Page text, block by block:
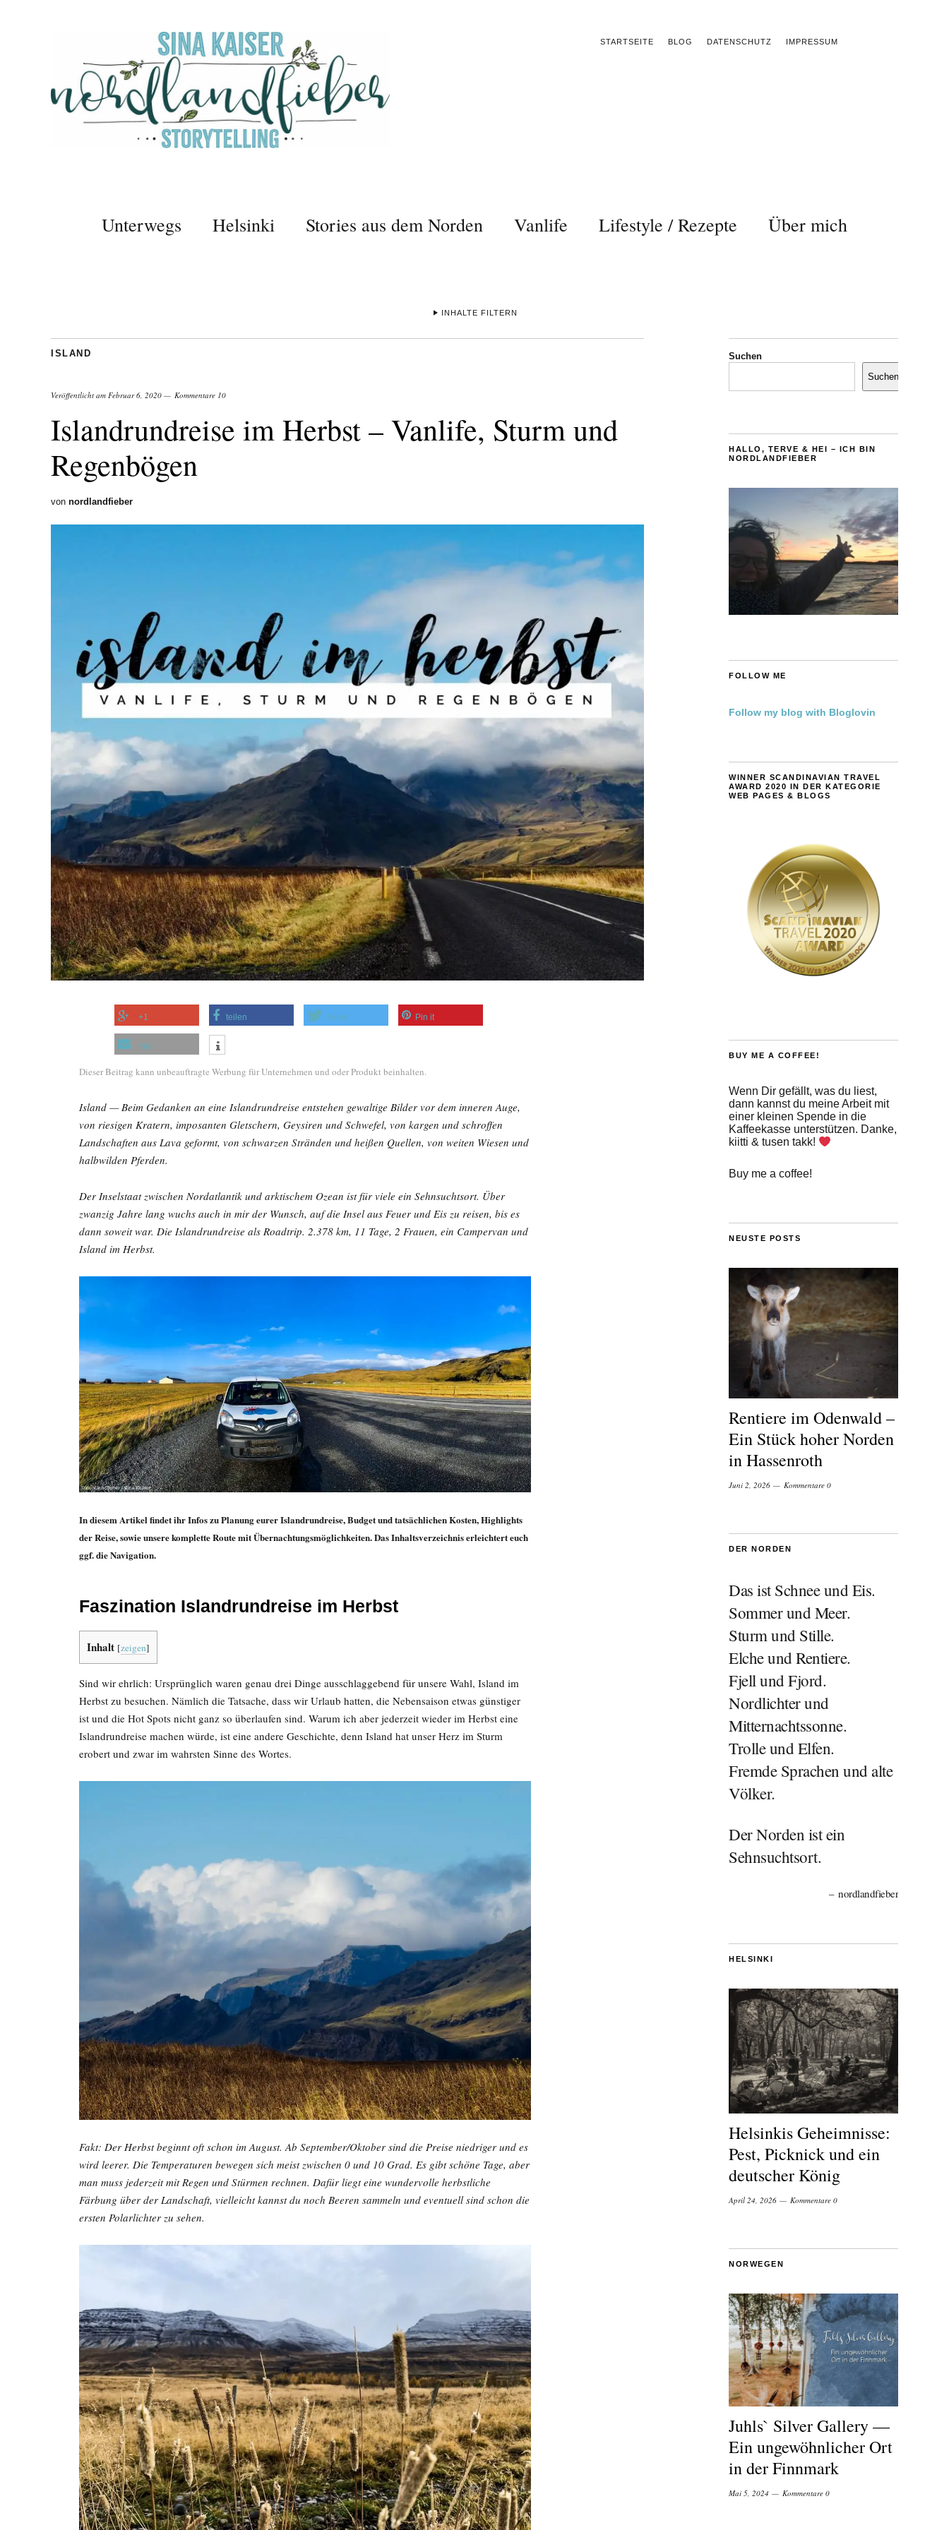
STARTSEITE BLOG DATENSCHUTZ IMPRESSUM
Unterwegs Helsinki Stories aus dem Norden Vanlife Lifestyle / Rezepte Über mich
INHALTE FILTERN
ISLAND
Veröffentlicht am Februar 6, 2020 Kommentare 10
Islandrundreise im Herbst – Vanlife, Sturm und
Regenbögen
von nordlandfieber
+1 teilen tweet Pin it
mail
Dieser Beitrag kann unbeauftragte Werbung für Unternehmen und oder Produkt beinhalten.
Island — Beim Gedanken an eine Islandrundreise entstehen gewaltige Bilder vor dem inneren Auge,
von riesigen Kratern, imposanten Gletschern, Geysiren und Schwefel, von kargen und schroffen
Landschaften aus Lava geformt, von schwarzen Stränden und heißen Quellen, von weiten Wiesen und
halbwilden Pferden.
Der Inselstaat zwischen Nordatlantik und arktischem Ozean ist für viele ein Sehnsuchtsort. Über
zwanzig Jahre lang wuchs auch in mir der Wunsch, auf die Insel aus Feuer und Eis zu reisen, bis es
dann soweit war. Die Islandrundreise als Roadtrip. 2.378 km, 11 Tage, 2 Frauen, ein Campervan und
Island im Herbst.
In diesem Artikel findet ihr Infos zu Planung eurer Islandrundreise, Budget und tatsächlichen Kosten, Highlights
der Reise, sowie unsere komplette Route mit Übernachtungsmöglichkeiten. Das Inhaltsverzeichnis erleichtert euch
ggf. die Navigation.
Faszination Islandrundreise im Herbst
Inhalt [zeigen]
Sind wir ehrlich: Ursprünglich waren genau drei Dinge ausschlaggebend für unsere Wahl, Island im
Herbst zu besuchen. Nämlich die Tatsache, dass wir Urlaub hatten, die Nebensaison etwas günstiger
ist und die Hot Spots nicht ganz so überlaufen sind. Warum ich aber jederzeit wieder im Herbst eine
Islandrundreise machen würde, ist eine andere Geschichte, denn Island hat unser Herz im Sturm
erobert und zwar im wahrsten Sinne des Wortes.
Fakt: Der Herbst beginnt oft schon im August. Ab September/Oktober sind die Preise niedriger und es
wird leerer. Die Temperaturen bewegen sich meist zwischen 0 und 10 Grad. Es gibt schöne Tage, aber
man muss jederzeit mit Regen und Stürmen rechnen. Dafür liegt eine wundervolle herbstliche
Färbung über der Landschaft, vielleicht kannst du noch Beeren sammeln und eventuell sind schon die
ersten Polarlichter zu sehen.
Suchen
Suchen
HALLO, TERVE & HEI – ICH BIN
NORDLANDFIEBER
FOLLOW ME
Follow my blog with Bloglovin
WINNER SCANDINAVIAN TRAVEL
AWARD 2020 IN DER KATEGORIE
WEB PAGES & BLOGS
BUY ME A COFFEE!
Wenn Dir gefällt, was du liest,
dann kannst du meine Arbeit mit
einer kleinen Spende in die
Kaffeekasse unterstützen. Danke,
kiitti & tusen takk!
Buy me a coffee!
NEUSTE POSTS
Rentiere im Odenwald –
Ein Stück hoher Norden
in Hassenroth
Juni 2, 2026 Kommentare 0
DER NORDEN
Das ist Schnee und Eis.
Sommer und Meer.
Sturm und Stille.
Elche und Rentiere.
Fjell und Fjord.
Nordlichter und
Mitternachtssonne.
Trolle und Elfen.
Fremde Sprachen und alte
Völker.
Der Norden ist ein
Sehnsuchtsort.
nordlandfieber
HELSINKI
Helsinkis Geheimnisse:
Pest, Picknick und ein
deutscher König
April 24, 2026 Kommentare 0
NORWEGEN
Juhls` Silver Gallery —
Ein ungewöhnlicher Ort
in der Finnmark
Mai 5, 2024 Kommentare 0